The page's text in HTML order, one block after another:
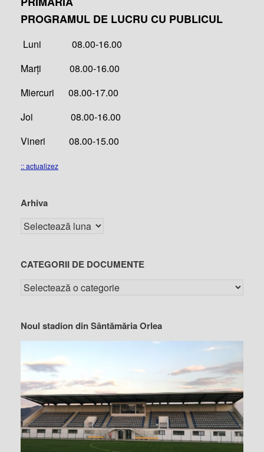
PROGRAMUL DE LUCRU CU PUBLICUL
Luni 08.00-16.00
Marți 08.00-16.00
Miercuri 08.00-17.00
Joi 08.00-16.00
Vineri 08.00-15.00
:: actualizez
Arhiva
CATEGORII DE DOCUMENTE
Noul stadion din Sântămăria Orlea